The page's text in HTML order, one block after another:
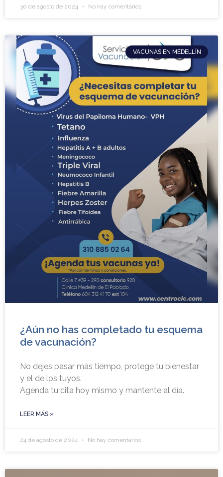
30 de agosto de 2024 No hay comentarios
VACUNAS EN MEDELLÍN
¿Aún no has completado tu esquema
de vacunación?
No dejes pasar más tiempo, protege tu bienestar
y el de los tuyos.
Agenda tu cita hoy mismo y mantente al día.
LEER MÁS »
24 de agosto de 2024 No hay comentarios